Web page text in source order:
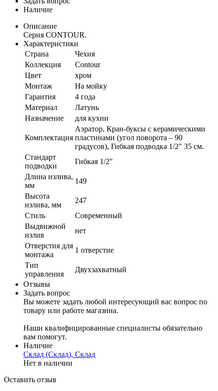
Наличие
Описание
Серия CONTOUR.
Характеристики
Страна
Чехия
Коллекция
Contour
Цвет
хром
Монтаж
На мойку
Гарантия
4 года
Материал
Латунь
Назначение
для кухни
Комплектация
Аэратор, Кран-буксы с керамическими
пластинами (угол поворота – 90
градусов), Гибкая подводка 1/2" 35 см.
Стандарт
подводки
Гибкая 1/2"
Длина излива,
мм
149
Высота
излива, мм
247
Стиль
Современный
Выдвижной
излив
нет
Отверстия для
монтажа
1 отверстие
Тип
управления
Двухзахватный
Отзывы
Задать вопрос
Вы можете задать любой интересующий вас вопрос по
товару или работе магазина.
Наши квалифицированные специалисты обязательно
вам помогут.
Наличие
Склад (Склад), Склад
Нет в наличии
Оставить отзыв